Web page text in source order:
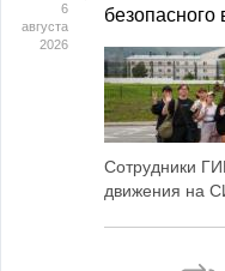
6
августа
2026
Сотрудники
движения на